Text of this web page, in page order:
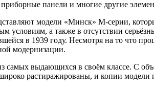
панели и многие другие
модели «Минск» М-серии,
условиям, а также в отсутствии
в 1939 году. Несмотря на то что
модернизации.
самых выдающихся в своём классе. С
растиражированы, и копии